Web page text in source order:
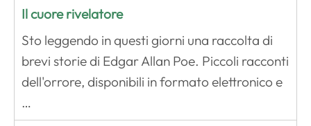
Il cuore rivelatore
Sto leggendo in questi giorni una raccolta di
brevi storie di Edgar Allan Poe. Piccoli racconti
dell'orrore, disponibili in formato elettronico e
…